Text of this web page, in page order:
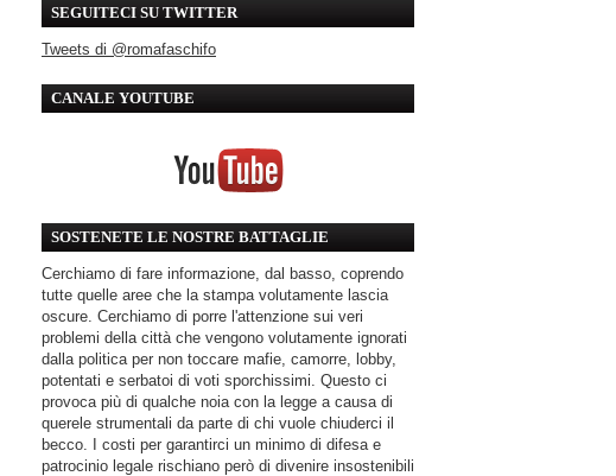
SEGUITECI SU TWITTER
Tweets di @romafaschifo
CANALE YOUTUBE
SOSTENETE LE NOSTRE BATTAGLIE
Cerchiamo di fare informazione, dal basso, coprendo
tutte quelle aree che la stampa volutamente lascia
oscure. Cerchiamo di porre l'attenzione sui veri
problemi della città che vengono volutamente ignorati
dalla politica per non toccare mafie, camorre, lobby,
potentati e serbatoi di voti sporchissimi. Questo ci
provoca più di qualche noia con la legge a causa di
querele strumentali da parte di chi vuole chiuderci il
becco. I costi per garantirci un minimo di difesa e
patrocinio legale rischiano però di divenire insostenibili